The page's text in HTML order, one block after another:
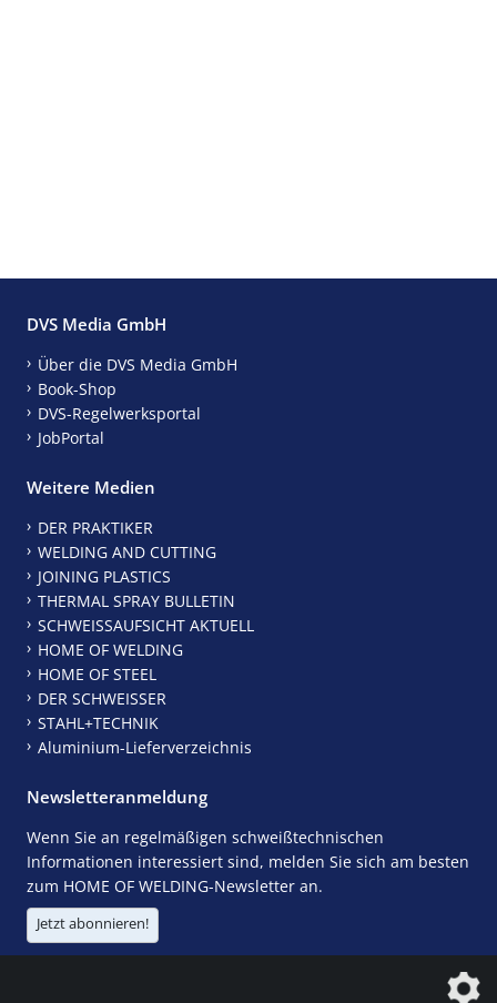
DVS Media GmbH
Über die DVS Media GmbH
Book-Shop
DVS-Regelwerksportal
JobPortal
Weitere Medien
DER PRAKTIKER
WELDING AND CUTTING
JOINING PLASTICS
THERMAL SPRAY BULLETIN
SCHWEISSAUFSICHT AKTUELL
HOME OF WELDING
HOME OF STEEL
DER SCHWEISSER
STAHL+TECHNIK
Aluminium-Lieferverzeichnis
Newsletteranmeldung
Wenn Sie an regelmäßigen schweißtechnischen
Informationen interessiert sind, melden Sie sich am besten
zum HOME OF WELDING-Newsletter an.
Jetzt abonnieren!